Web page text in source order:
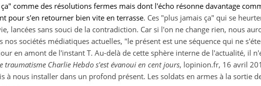
comme des résolutions fermes mais dont l'écho résonne davantage
pour s'en retourner bien vite en terrasse. Ces "plus jamais ça" qui se
lancées sans souci de la contradiction. Car si l'on ne change rien, nous
nos sociétés médiatiques actuelles, "le présent est une séquence qui ne
en amont de l'instant T. Au-delà de cette sphère interne de l'actualité, il
traumatisme Charlie Hebdo s'est évanoui en cent jours, lopinion.fr, 16 avril
nous installer dans un profond présent. Les soldats en armes à la sortie